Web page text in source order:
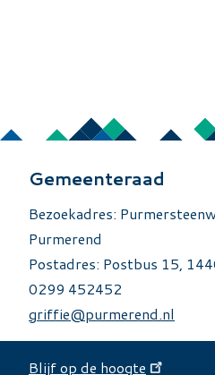
Gemeenteraad
Bezoekadres:
Purmerend
Postadres: Postbus 15,
0299 452452
griffie@purmerend.nl
Blijf op de hoogte